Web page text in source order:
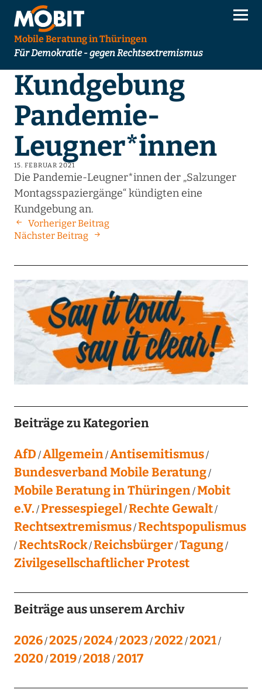
Mobile Beratung in Thüringen
Für Demokratie - gegen Rechtsextremismus
Kundgebung
Pandemie-
Leugner*innen
15. FEBRUAR 2021
Die Pandemie-Leugner*innen der „Salzunger
Montagsspaziergänge“ kündigten eine
Kundgebung an.
Vorheriger Beitrag
Nächster Beitrag
Beiträge zu Kategorien
AfD Allgemein Antisemitismus
Bundesverband Mobile Beratung
Mobile Beratung in Thüringen Mobit
e.V. Pressespiegel Rechte Gewalt
Rechtsextremismus Rechtspopulismus
RechtsRock Reichsbürger Tagung
Zivilgesellschaftlicher Protest
Beiträge aus unserem Archiv
2026 2025 2024 2023 2022 2021
2020 2019 2018 2017